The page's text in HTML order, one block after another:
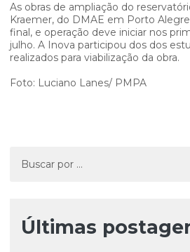
As obras de ampliação do
Kraemer, do DMAE em Porto
final, e operação deve iniciar nos
julho. A Inova participou dos dos
realizados para viabilização da obra.
Foto: Luciano Lanes/ PMPA
Últimas